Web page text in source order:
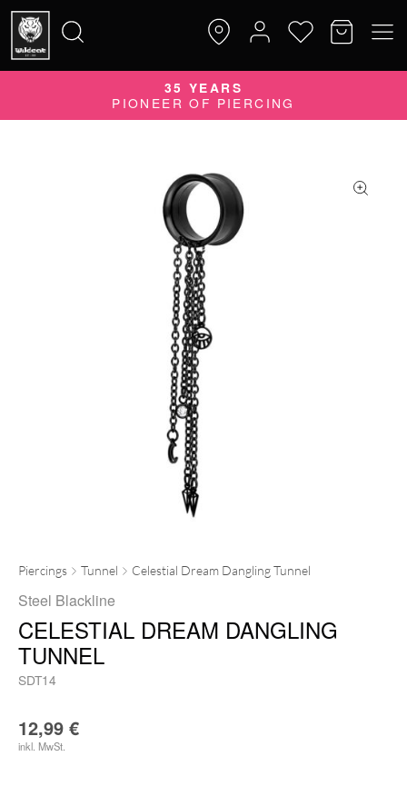
nach:
35 YEARS
PIONEER OF PIERCING
Piercings Tunnel Celestial Dream Dangling Tunnel
Steel Blackline
CELESTIAL DREAM DANGLING
TUNNEL
SDT14
12,99 €
inkl. MwSt.